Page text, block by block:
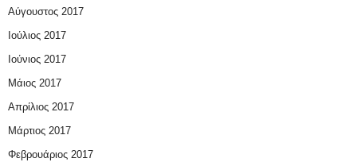
Αύγουστος 2017
Ιούλιος 2017
Ιούνιος 2017
Μάιος 2017
Απρίλιος 2017
Μάρτιος 2017
Φεβρουάριος 2017